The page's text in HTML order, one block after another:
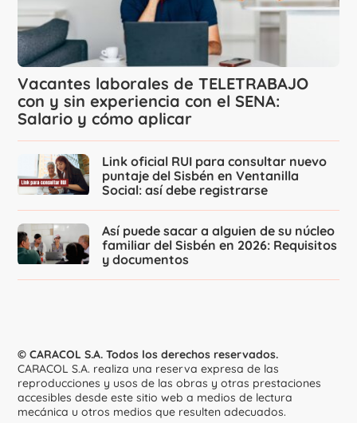
Vacantes laborales de TELETRABAJO
con y sin experiencia con el SENA:
Salario y cómo aplicar
Link oficial RUI para consultar nuevo
puntaje del Sisbén en Ventanilla
Social: así debe registrarse
Así puede sacar a alguien de su núcleo
familiar del Sisbén en 2026: Requisitos
y documentos
© CARACOL S.A. Todos los derechos reservados.
CARACOL S.A. realiza una reserva expresa de las
reproducciones y usos de las obras y otras prestaciones
accesibles desde este sitio web a medios de lectura
mecánica u otros medios que resulten adecuados.